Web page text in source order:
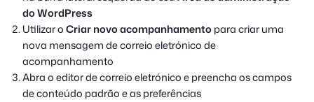
do WordPress
Utilizar oCriar novo acompanhamentopara criar uma
nova mensagem de correio eletrónico de
acompanhamento
Abra o editor de correio eletrónico e preencha os campos
de conteúdo padrão e as preferências